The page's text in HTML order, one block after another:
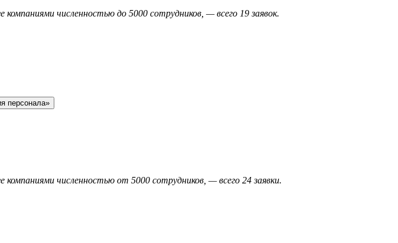
численностью до 5000 сотрудников, — всего 19 заявок.
персонала»
компаниями численностью от 5000 сотрудников, — всего 24 заявки.